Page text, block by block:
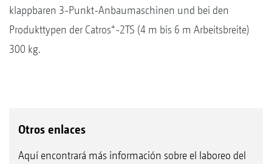
klappbaren 3-Punkt-Anbaumaschinen und bei den
Produkttypen der Catros+-2TS (4 m bis 6 m Arbeitsbreite)
300 kg.
Otros enlaces
Aquí encontrará más información sobre el laboreo del